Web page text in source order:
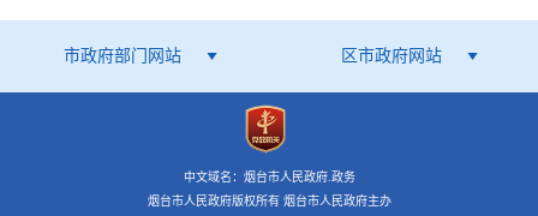
市政府部门网站 区市政府网站
中文域名：烟台市人民政府.政务
烟台市人民政府版权所有 烟台市人民政府主办